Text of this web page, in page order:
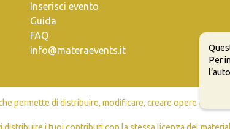
Inserisci evento
Guida
FAQ
info@materaevents.it
permette di distribuire, modificare, creare opere
Per